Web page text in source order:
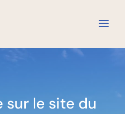
sur le site du